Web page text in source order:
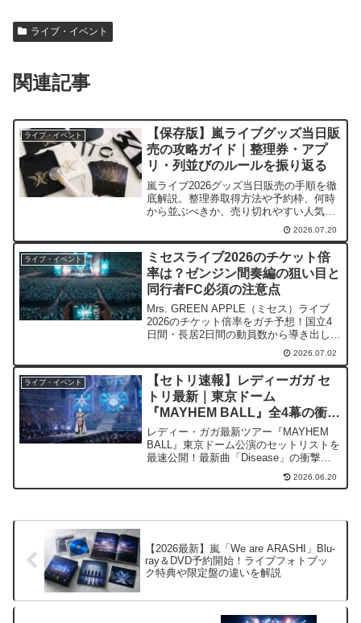
ライブ・イベント
関連記事
ライブ・イベント
【保存版】嵐ライブグッズ当日販
売の攻略ガイド｜整理券・アプ
リ・列並びのルールを振り返る
嵐ライブ2026グッズ当日販売の手順を徹
底解説。整理券取得方法や予約枠、何時
から並ぶべきか、売り切れやすい人気グ
ッズ、スムーズに購入するコツまで初心
者向けにわかりやすくまとめました。
2026.07.20
ライブ・イベント
ミセスライブ2026のチケット倍
率は？ゼンジン間奏編の狙い目と
同行者FC必須の注意点
Mrs. GREEN APPLE（ミセス）ライブ
2026のチケット倍率をガチ予想！国立4
日間・長居2日間の動員数から導き出した
当選確率は？「同行者もファンクラブ必
須」という新ルールの注意点や、全滅を
避けるための当たりやすい狙い目公演、
復活当選の仕組みまで徹底解説します。
2026.07.02
ライブ・イベント
【セトリ速報】レディーガガ セ
トリ最新｜東京ドーム
『MAYHEM BALL』全4幕の衝撃
レポ！18年ぶり「Starstruck」に
涙が止まらない
レディー・ガガ最新ツアー『MAYHEM
BALL』東京ドーム公演のセットリストを
最速公開！最新曲「Disease」の衝撃
や、2008年以来18年ぶりの復活となった
「Starstruck」の熱狂を徹底レポ。全4幕
2026.06.20
【2026最新】嵐「We are ARASHI」Blu-
ray＆DVD予約開始！ライブフォトブッ
ク特典や限定盤の違いを解説